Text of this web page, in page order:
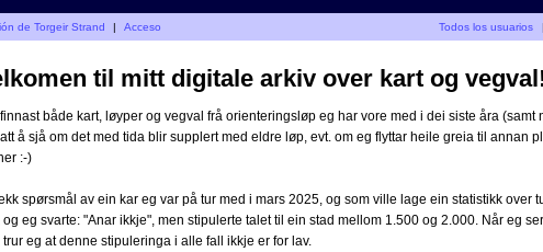
de Torgeir Strand | Acceso Todos los usuarios |
til mitt digitale arkiv over kart og
både kart, løyper og vegval frå orienteringsløp eg har vore med i dei siste åra (samt
å sjå om det med tida blir supplert med eldre løp, evt. om eg flyttar heile greia til annan
:-)
spørsmål av ein kar eg var på tur med i mars 2025, og som ville lage ein statistikk over
og eg svarte: "Anar ikkje", men stipulerte talet til ein stad mellom 1.500 og 2.000. Når eg
trur eg at denne stipuleringa i alle fall ikkje er for lav.